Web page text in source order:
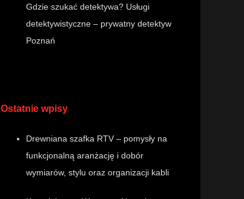
Gdzie szukać detektywa? Usługi
detektywistyczne – prywatny detektyw
Poznań
Ostatnie wpisy
Drewniana szafka RTV – pomysły na
funkcjonalną aranżację i dobór
wymiarów, stylu oraz organizacji kabli